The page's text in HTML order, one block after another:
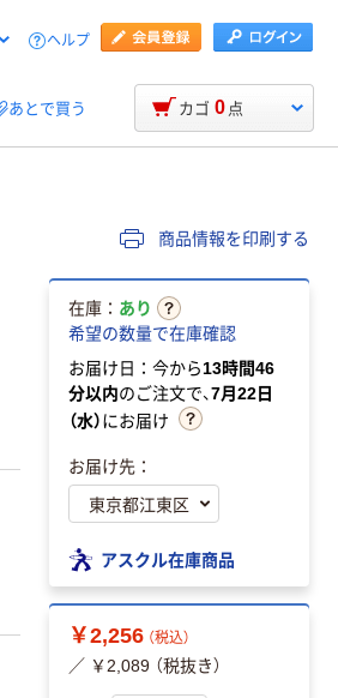
ヘルプ
あとで買う カゴ 0 点
商品情報を印刷する
在庫： あり
希望の数量で在庫確認
お届け日：今から13時間46
分以内のご注文で、7月22日
（水）にお届け
お届け先：
アスクル在庫商品
￥2,256 （税込）
／ ￥2,089 （税抜き）